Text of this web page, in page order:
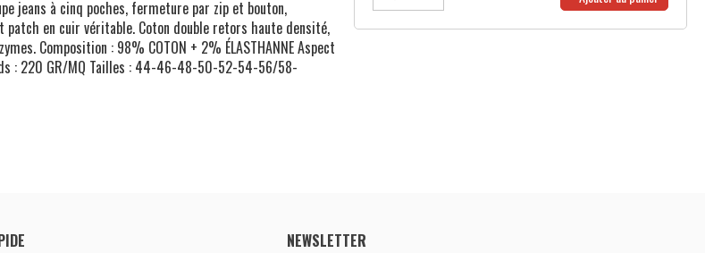
jeans à cinq poches, fermeture par zip et bouton,
patch en cuir véritable. Coton double retors haute densité,
Composition : 98% COTON + 2% ÉLASTHANNE Aspect
: 220 GR/MQ Tailles : 44-46-48-50-52-54-56/58-
NEWSLETTER